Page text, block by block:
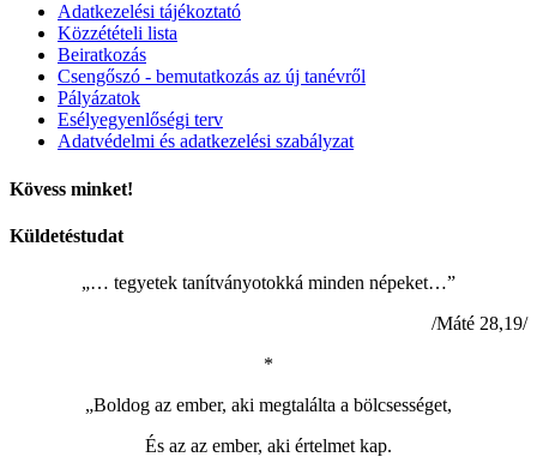
Adatkezelési tájékoztató
Közzétételi lista
Beiratkozás
Csengőszó - bemutatkozás az új tanévről
Pályázatok
Esélyegyenlőségi terv
Adatvédelmi és adatkezelési szabályzat
Kövess minket!
Küldetéstudat
„… tegyetek tanítványotokká minden népeket…”
/Máté 28,19/
*
„Boldog az ember, aki megtalálta a bölcsességet,
És az az ember, aki értelmet kap.